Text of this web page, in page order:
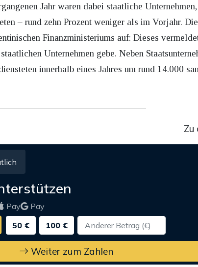
Jahr waren dabei staatliche
– rund zehn Prozent weniger als im Vorjahr.
Finanzministeriums auf: Dieses
Unternehmen gebe. Neben
innerhalb eines Jahres um rund 14.000
Zu
Pay
Pay
50 € 100 €
Weiter zum Zahlen